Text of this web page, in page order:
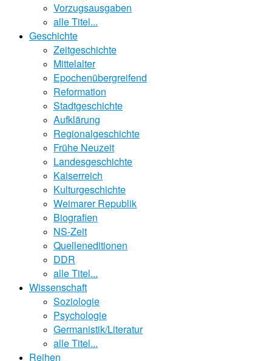
Vorzugsausgaben
alle Titel...
Geschichte
Zeitgeschichte
Mittelalter
Epochenübergreifend
Reformation
Stadtgeschichte
Aufklärung
Regionalgeschichte
Frühe Neuzeit
Landesgeschichte
Kaiserreich
Kulturgeschichte
Weimarer Republik
Biografien
NS-Zeit
Quelleneditionen
DDR
alle Titel...
Wissenschaft
Soziologie
Psychologie
Germanistik/Literatur
alle Titel...
Reihen